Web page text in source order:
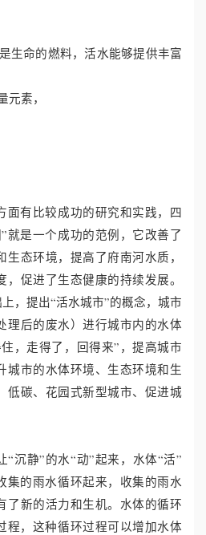
生命的燃料，活水能够提供丰富
元素，
面有比较成功的研究和实践，四
就是一个成功的范例，它改善了
态环境，提高了府南河水质，
促进了生态健康的持续发展。
，提出“活水城市”的概念，城市
理后的废水）进行城市内的水体
，走得了，回得来”，提高城市
城市的水体环境、生态环境和生
低碳、花园式新型城市、促进城
“沉静”的水“动”起来，水体“活”
集的雨水循环起来，收集的雨水
了新的活力和生机。水体的循环
程，这种循环过程可以增加水体